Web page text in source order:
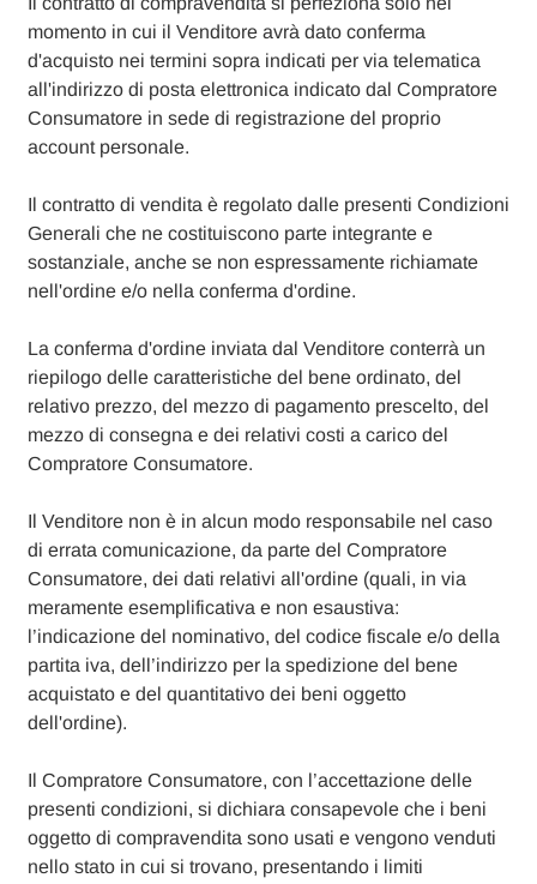
momento in cui il Venditore avrà dato conferma
d'acquisto nei termini sopra indicati per via telematica
all'indirizzo di posta elettronica indicato dal Compratore
Consumatore in sede di registrazione del proprio
account personale.
Il contratto di vendita è regolato dalle presenti Condizioni
Generali che ne costituiscono parte integrante e
sostanziale, anche se non espressamente richiamate
nell'ordine e/o nella conferma d'ordine.
La conferma d'ordine inviata dal Venditore conterrà un
riepilogo delle caratteristiche del bene ordinato, del
relativo prezzo, del mezzo di pagamento prescelto, del
mezzo di consegna e dei relativi costi a carico del
Compratore Consumatore.
Il Venditore non è in alcun modo responsabile nel caso
di errata comunicazione, da parte del Compratore
Consumatore, dei dati relativi all'ordine (quali, in via
meramente esemplificativa e non esaustiva:
l’indicazione del nominativo, del codice fiscale e/o della
partita iva, dell’indirizzo per la spedizione del bene
acquistato e del quantitativo dei beni oggetto
dell'ordine).
Il Compratore Consumatore, con l’accettazione delle
presenti condizioni, si dichiara consapevole che i beni
oggetto di compravendita sono usati e vengono venduti
nello stato in cui si trovano, presentando i limiti